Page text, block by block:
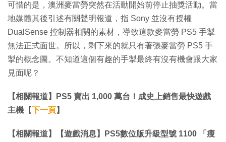
可惜的是，澳洲麥當勞突然在活動開始前停止抽獎活動。當
地媒體其後引述有關聲明報道，指 Sony 並沒有授權
DualSense 控制器相關的素材，導致這款麥當勞 PS5 手掣
無法正式面世。所以，剩下來的就只有著張麥當勞 PS5 手
掣的概念圖。不知道這個有趣的手掣最終有沒有機會跟大家
見面呢？
【相關報道】PS5 賣出 1,000 萬台！成史上銷售最快遊戲
主機【下一頁】
【相關報道】【遊戲消息】PS5數位版升級型號 1100 「瘦